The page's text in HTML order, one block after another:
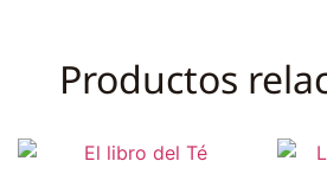
Productos